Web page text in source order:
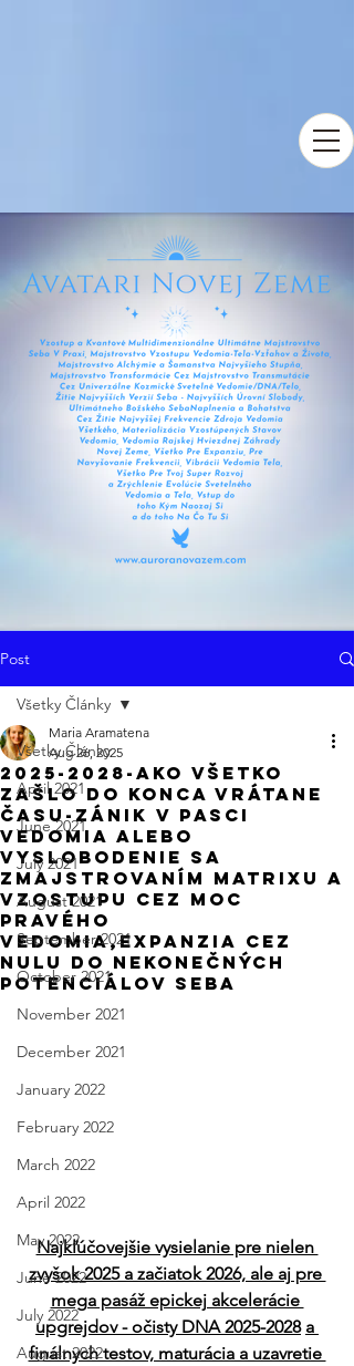
Post
Všetky Články
April 2021
June 2021
July 2021
August 2021
September 2021
October 2021
November 2021
December 2021
January 2022
February 2022
March 2022
April 2022
May 2022
June 2022
July 2022
August 2022
Všetky Články
2025-2028-Ako Všetko
Zašlo Do Konca Vrátane
Času-Zánik V Pasci
Vedomia ALEBO
Vyslobodenie Sa
Zmajstrovaním Matrixu A
Vzostupu Cez Moc
Pravého
Vedomia,Expanzia Cez
Nulu Do Nekonečných
Potenciálov Seba
Maria Aramatena
Aug 26, 2025
Najkľúčovejšie vysielanie pre nielen
zvyšok 2025 a začiatok 2026, ale aj pre
mega pasáž epickej akcelerácie
upgrejdov - očisty DNA 2025-2028 a
finálnych testov, maturácia a uzavretie